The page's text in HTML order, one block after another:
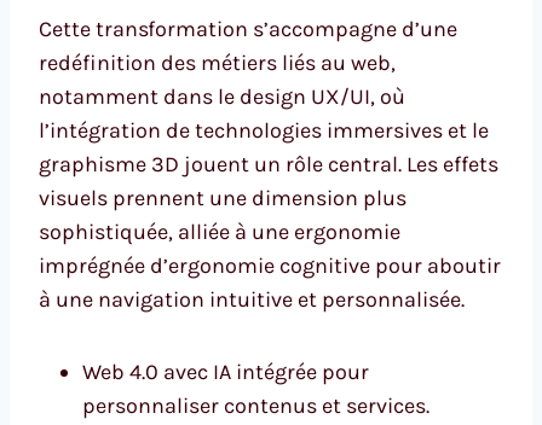
Cette transformation s’accompagne d’une
redéfinition des métiers liés au web,
notamment dans le design UX/UI, où
l’intégration de technologies immersives et le
graphisme 3D jouent un rôle central. Les effets
visuels prennent une dimension plus
sophistiquée, alliée à une ergonomie
imprégnée d’ergonomie cognitive pour aboutir
à une navigation intuitive et personnalisée.
Web 4.0 avec IA intégrée pour
personnaliser contenus et services.